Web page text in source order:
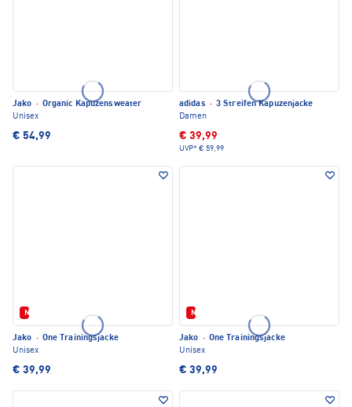
Jako · Organic Kapuzensweater
Unisex
€ 54,99
adidas · 3 Streifen Kapuzenjacke
Damen
€ 39,99
UVP* € 59,99
Neu
Jako · One Trainingsjacke
Unisex
€ 39,99
Neu
Jako · One Trainingsjacke
Unisex
€ 39,99